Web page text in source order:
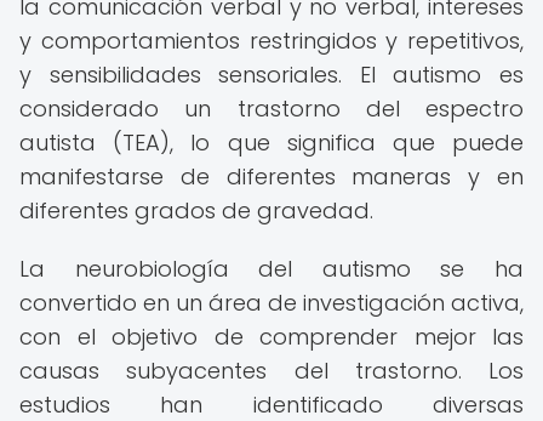
la comunicación verbal y no verbal, intereses
y comportamientos restringidos y repetitivos,
y sensibilidades sensoriales. El autismo es
considerado un trastorno del espectro
autista (TEA), lo que significa que puede
manifestarse de diferentes maneras y en
diferentes grados de gravedad.
La neurobiología del autismo se ha
convertido en un área de investigación activa,
con el objetivo de comprender mejor las
causas subyacentes del trastorno. Los
estudios han identificado diversas